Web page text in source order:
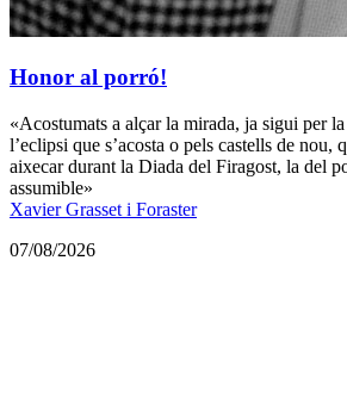
Honor al porró!
«Acostumats a alçar la mirada, ja sigui per
l’eclipsi que s’acosta o pels castells de nou,
aixecar durant la Diada del Firagost, la del
assumible»
Xavier Grasset i Foraster
07/08/2026